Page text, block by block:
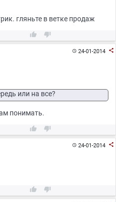
гляньте в ветке продаж
 
24-01-2014 
или на все?
понимать.
 
24-01-2014 
 